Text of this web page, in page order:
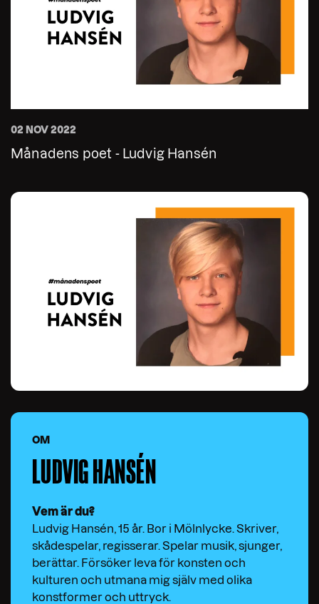
02 NOV 2022
Månadens poet - Ludvig Hansén
OM
LUDVIG HANSÉN
Vem är du?
Ludvig Hansén, 15 år. Bor i Mölnlycke. Skriver,
skådespelar, regisserar. Spelar musik, sjunger,
berättar. Försöker leva för konsten och
kulturen och utmana mig själv med olika
konstformer och uttryck.